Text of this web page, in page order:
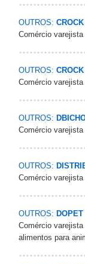
OUTROS:
Comércio
OUTROS:
Comércio
OUTROS:
Comércio
OUTROS:
Comércio
OUTROS: DOPET
Comércio
alimentos para